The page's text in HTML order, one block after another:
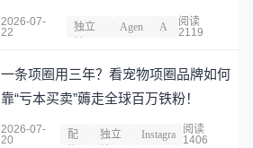
2026-07-
22
独立
Agen
A
阅读
2119
一条项圈用三年？看宠物项圈品牌如何
靠“亏本买卖”薅走全球百万铁粉！
2026-07-
20
配
独立
Instagra
阅读
1406